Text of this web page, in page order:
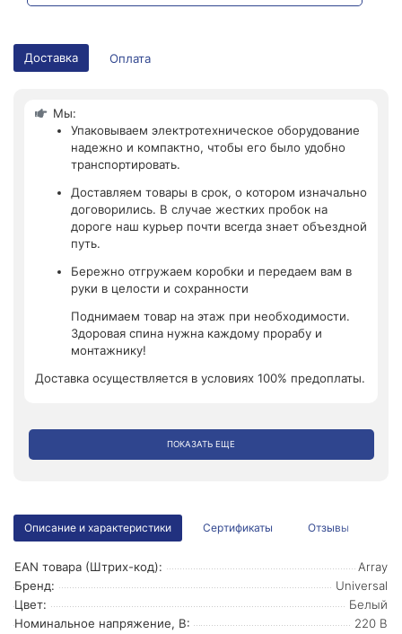
Доставка Оплата
Мы:
Упаковываем электротехническое оборудование
надежно и компактно, чтобы его было удобно
транспортировать.
Доставляем товары в срок, о котором изначально
договорились. В случае жестких пробок на
дороге наш курьер почти всегда знает объездной
путь.
Бережно отгружаем коробки и передаем вам в
руки в целости и сохранности
Поднимаем товар на этаж при необходимости.
Здоровая спина нужна каждому прорабу и
монтажнику!
Доставка осуществляется в условиях 100% предоплаты.
ПОКАЗАТЬ ЕЩЕ
Описание и характеристики Сертификаты Отзывы
EAN товара (Штрих-код):
Array
Бренд:
Universal
Цвет:
Белый
Номинальное напряжение, В:
220 В